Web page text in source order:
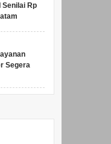
Senilai Rp
Segera